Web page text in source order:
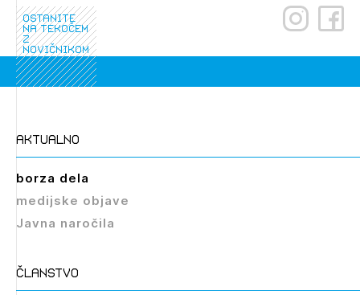
ostanite
na tekočem
z
novičnikom
aktualno
borza dela
medijske objave
Javna naročila
članstvo